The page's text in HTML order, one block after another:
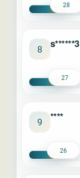
28
8 s******3
27
9 ****
26